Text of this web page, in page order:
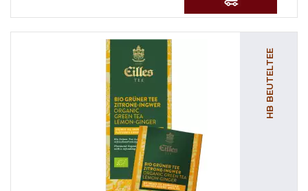
HB BEUTELTEE